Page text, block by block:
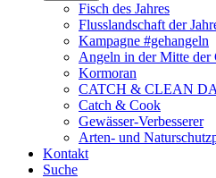
Fisch des Jahres
Flusslandschaft der
Kampagne #gehangeln
Angeln in der Mitte der
Kormoran
CATCH & CLEAN
Catch & Cook
Gewässer-Verbesserer
Arten- und
Kontakt
Suche